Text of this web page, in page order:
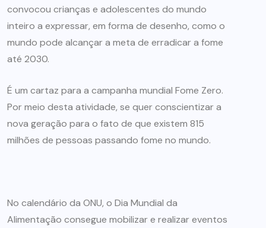
convocou crianças e adolescentes do mundo
inteiro a expressar, em forma de desenho, como o
mundo pode alcançar a meta de erradicar a fome
até 2030.
É um cartaz para a campanha mundial Fome Zero.
Por meio desta atividade, se quer conscientizar a
nova geração para o fato de que existem 815
milhões de pessoas passando fome no mundo.
No calendário da ONU, o Dia Mundial da
Alimentação consegue mobilizar e realizar eventos